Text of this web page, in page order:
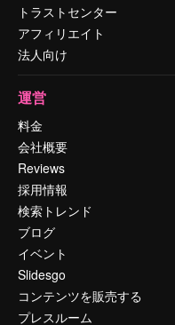
トラストセンター
アフィリエイト
法人向け
運営
料金
会社概要
Reviews
採用情報
検索トレンド
ブログ
イベント
Slidesgo
コンテンツを販売する
プレスルーム